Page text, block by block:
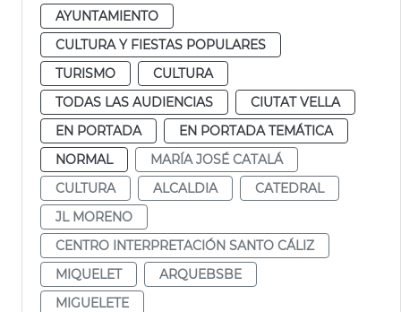
AYUNTAMIENTO
CULTURA Y FIESTAS POPULARES
TURISMO
CULTURA
TODAS LAS AUDIENCIAS
CIUTAT VELLA
EN PORTADA
EN PORTADA TEMÁTICA
NORMAL
MARÍA JOSÉ CATALÁ
CULTURA
ALCALDIA
CATEDRAL
JL MORENO
CENTRO INTERPRETACIÓN SANTO CÁLIZ
MIQUELET
ARQUEBSBE
MIGUELETE